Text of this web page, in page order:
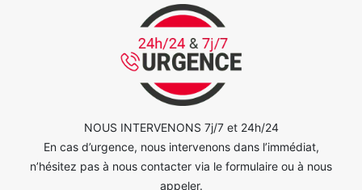
NOUS INTERVENONS 7j/7 et 24h/24
En cas d’urgence, nous intervenons dans l’immédiat,
n’hésitez pas à nous contacter via le formulaire ou à nous
appeler.